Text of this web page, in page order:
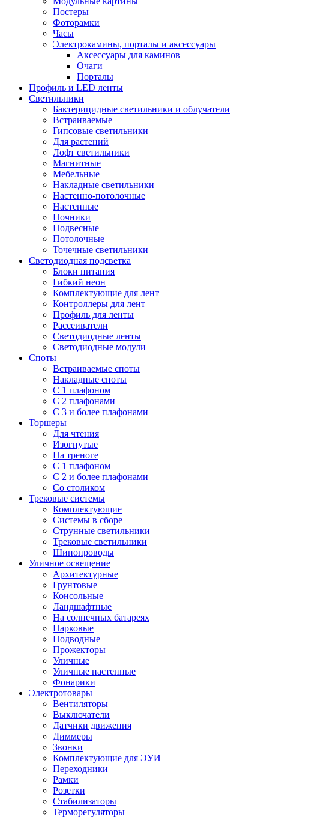
Постеры
Фоторамки
Часы
Электрокамины, порталы и аксессуары
Аксессуары для каминов
Очаги
Порталы
Профиль и LED ленты
Светильники
Бактерицидные светильники и облучатели
Встраиваемые
Гипсовые светильники
Для растений
Лофт светильники
Магнитные
Мебельные
Накладные светильники
Настенно-потолочные
Настенные
Ночники
Подвесные
Потолочные
Точечные светильники
Светодиодная подсветка
Блоки питания
Гибкий неон
Комплектующие для лент
Контроллеры для лент
Профиль для ленты
Рассеиватели
Светодиодные ленты
Светодиодные модули
Споты
Встраиваемые споты
Накладные споты
С 1 плафоном
С 2 плафонами
С 3 и более плафонами
Торшеры
Для чтения
Изогнутые
На треноге
С 1 плафоном
С 2 и более плафонами
Со столиком
Трековые системы
Комплектующие
Системы в сборе
Струнные светильники
Трековые светильники
Шинопроводы
Уличное освещение
Архитектурные
Грунтовые
Консольные
Ландшафтные
На солнечных батареях
Парковые
Подводные
Прожекторы
Уличные
Уличные настенные
Фонарики
Электротовары
Вентиляторы
Выключатели
Датчики движения
Диммеры
Звонки
Комплектующие для ЭУИ
Переходники
Рамки
Розетки
Стабилизаторы
Терморегуляторы